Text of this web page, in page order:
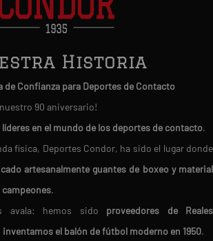
Historia
de Confianza para Deportes de Contacto
90 aniversario!
líderes en el mundo de los deportes de contacto.
física, Deportes Condor, ha sido el lugar donde
artesanalmente guantes de boxeo y material
.
avala: hemos sido proveedores de Reales
inventamos el balón de fútbol moderno en 1950.